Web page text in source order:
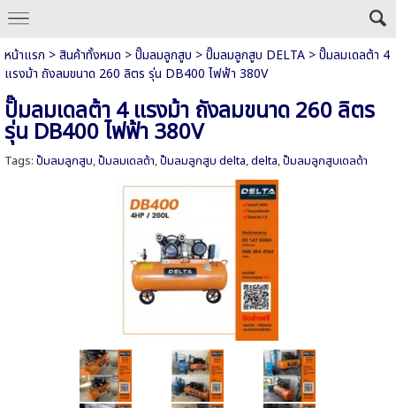
หน้าแรก >สินค้าทั้งหมด >ปั๊มลมลูกสูบ >ปั๊มลมลูกสูบ DELTA>ปั๊มลมเดลต้า 4
แรงม้า ถังลมขนาด 260 ลิตร รุ่น DB400 ไฟฟ้า 380V
ปั๊มลมเดลต้า 4 แรงม้า ถังลมขนาด 260 ลิตร
รุ่น DB400 ไฟฟ้า 380V
Tags: ปั๊มลมลูกสูบ,ปั๊มลมเดลต้า,ปั๊มลมลูกสูบ delta,delta,ปั๊มลมลูกสูบเดลต้า